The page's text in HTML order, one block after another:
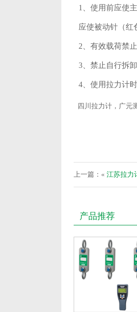
1、使用前应使
应使被动针（红
2、有效载荷禁
3、禁止自行拆
4、使用拉力计
四川拉力计，广元
上一篇：« 江苏拉力
产品推荐